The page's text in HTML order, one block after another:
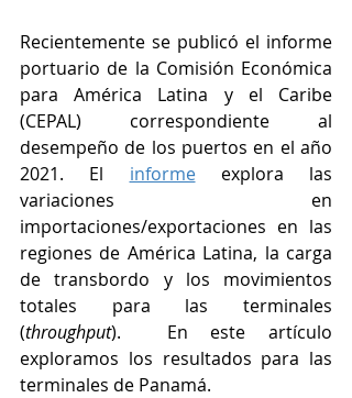
Recientemente se publicó el informe
portuario de la Comisión Económica
para América Latina y el Caribe
(CEPAL) correspondiente al
desempeño de los puertos en el año
2021. El informe explora las
variaciones en
importaciones/exportaciones en las
regiones de América Latina, la carga
de transbordo y los movimientos
totales para las terminales
(throughput).  En este artículo
exploramos los resultados para las
terminales de Panamá.